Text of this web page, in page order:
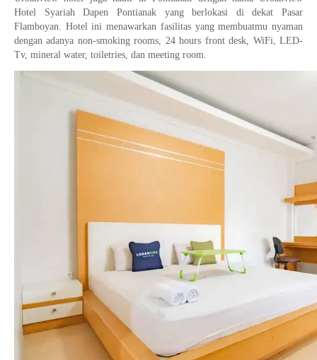
Hotel Syariah Dapen Pontianak yang berlokasi di dekat Pasar
Flamboyan. Hotel ini menawarkan fasilitas yang membuatmu nyaman
dengan adanya non-smoking rooms, 24 hours front desk, WiFi, LED-
Tv, mineral water, toiletries, dan meeting room.